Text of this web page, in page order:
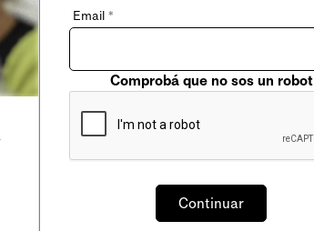
Email *
Comprobá que no sos un robot